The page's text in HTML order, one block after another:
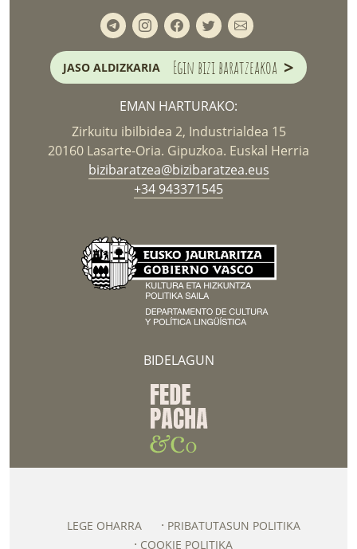
JASO ALDIZKARIA Egin bizi baratzeakoa >
EMAN HARTURAKO:
Zirkuitu ibilbidea 2, Industrialdea 15
20160 Lasarte-Oria. Gipuzkoa. Euskal Herria
bizibaratzea@bizibaratzea.eus
+34 943371545
BIDELAGUN
LEGE OHARRA
PRIBATUTASUN POLITIKA
COOKIE POLITIKA